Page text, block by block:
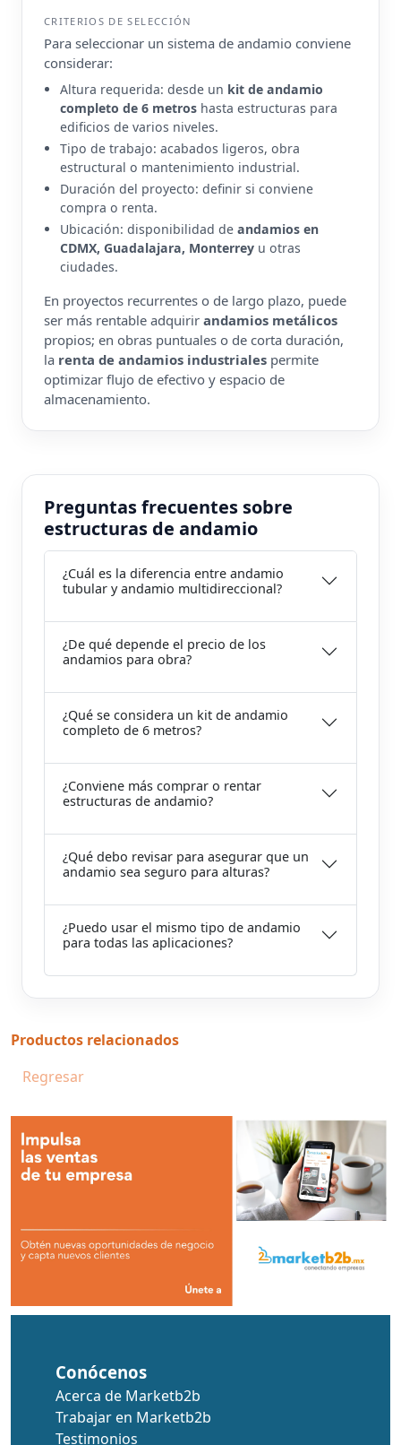
CRITERIOS DE SELECCIÓN
Para seleccionar un sistema de andamio conviene
considerar:
Altura requerida: desde un kit de andamio
completo de 6 metroshasta estructuras para
edificios de varios niveles.
Tipo de trabajo: acabados ligeros, obra
estructural o mantenimiento industrial.
Duración del proyecto: definir si conviene
compra o renta.
Ubicación: disponibilidad de andamios en
CDMX, Guadalajara, Monterreyu otras
ciudades.
En proyectos recurrentes o de largo plazo, puede
ser más rentable adquirir andamios metálicos
propios; en obras puntuales o de corta duración,
la renta de andamios industriales permite
optimizar flujo de efectivo y espacio de
almacenamiento.
Preguntas frecuentes sobre
estructuras de andamio
¿Cuál es la diferencia entre andamio
tubular y andamio multidireccional?
¿De qué depende el precio de los
andamios para obra?
¿Qué se considera un kit de andamio
completo de 6 metros?
¿Conviene más comprar o rentar
estructuras de andamio?
¿Qué debo revisar para asegurar que un
andamio sea seguro para alturas?
¿Puedo usar el mismo tipo de andamio
para todas las aplicaciones?
Productos relacionados
Regresar
Conócenos
Acerca de Marketb2b
Trabajar en Marketb2b
Testimonios